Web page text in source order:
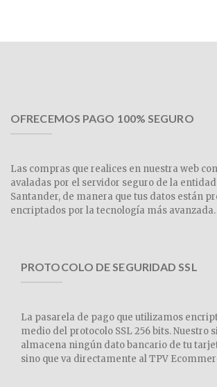
OFRECEMOS PAGO 100% SEGURO
Las compras que realices en nuestra web
avaladas por el servidor seguro de la
Santander, de manera que tus datos están
encriptados por la tecnología más avanzada.
PROTOCOLO DE SEGURIDAD SSL
La pasarela de pago que utilizamos
medio del protocolo SSL 256 bits. Nuestro
almacena ningún dato bancario de tu
sino que va directamente al TPV